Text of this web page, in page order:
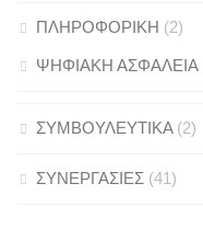
ΠΛΗΡΟΦΟΡΙΚΗ (2)
ΨΗΦΙΑΚΗ ΑΣΦΑΛΕΙΑ
ΣΥΜΒΟΥΛΕΥΤΙΚΑ(2)
ΣΥΝΕΡΓΑΣΙΕΣ (41)